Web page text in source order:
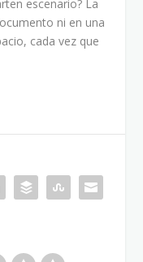
escenario? La
ni en una
cada vez que